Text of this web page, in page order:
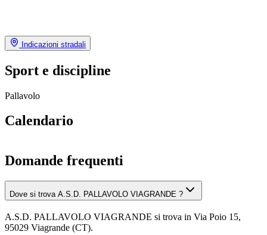
Indicazioni stradali
Sport e discipline
Pallavolo
Calendario
Domande frequenti
Dove si trova A.S.D. PALLAVOLO VIAGRANDE ?
A.S.D. PALLAVOLO VIAGRANDE si trova in Via Poio 15,
95029 Viagrande (CT).